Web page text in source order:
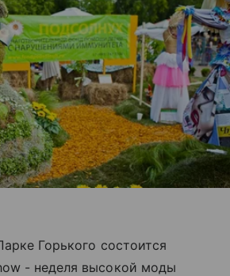
Горького состоится
- неделя высокой моды